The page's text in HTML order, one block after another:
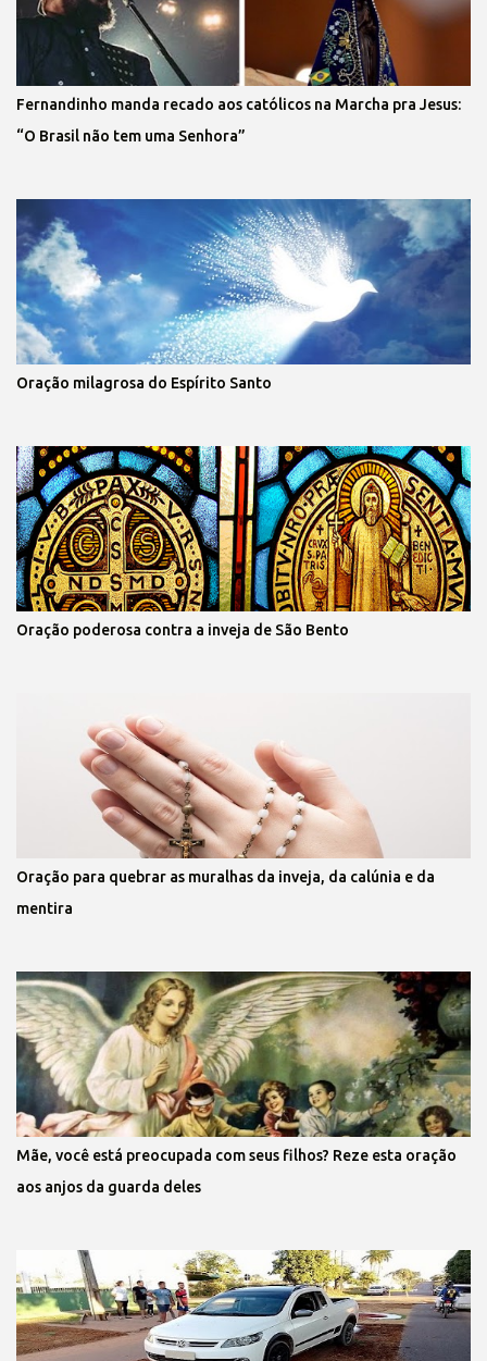
Fernandinho manda recado aos católicos na Marcha pra Jesus:
“O Brasil não tem uma Senhora”
Oração milagrosa do Espírito Santo
Oração poderosa contra a inveja de São Bento
Oração para quebrar as muralhas da inveja, da calúnia e da
mentira
Mãe, você está preocupada com seus filhos? Reze esta oração
aos anjos da guarda deles